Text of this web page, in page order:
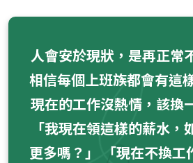
人會安於現狀，是再正常
相信每個上班族都會有這
現在的工作沒熱情，該換
「我現在領這樣的薪水，
更多嗎？」 「現在不換工